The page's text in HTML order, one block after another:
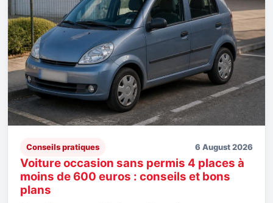
Conseils pratiques 6 August 2026
Voiture occasion sans permis 4 places à
moins de 600 euros : conseils et bons
plans